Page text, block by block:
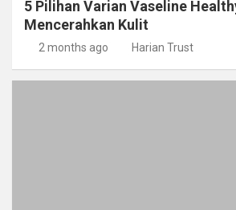
5 Pilihan Varian Vaseline
Mencerahkan Kulit
2 months ago Harian Trust